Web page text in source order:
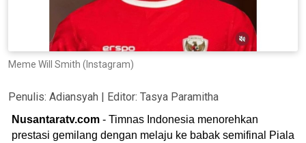
Meme Will Smith (Instagram)
Penulis: Adiansyah | Editor: Tasya Paramitha
Nusantaratv.com - Timnas Indonesia menorehkan
prestasi gemilang dengan melaju ke babak semifinal Piala